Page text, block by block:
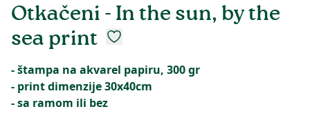
Otkačeni - In the sun, by the
sea print
- štampa na akvarel papiru, 300 gr
- print dimenzije 30x40cm
- sa ramom ili bez